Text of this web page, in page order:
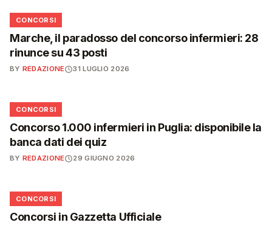
📋
CONCORSI
Marche, il paradosso del concorso infermieri: 28
rinunce su 43 posti
BY REDAZIONE 31 LUGLIO 2026
📋
CONCORSI
Concorso 1.000 infermieri in Puglia: disponibile la
banca dati dei quiz
BY REDAZIONE 29 GIUGNO 2026
📋
CONCORSI
Concorsi in Gazzetta Ufficiale